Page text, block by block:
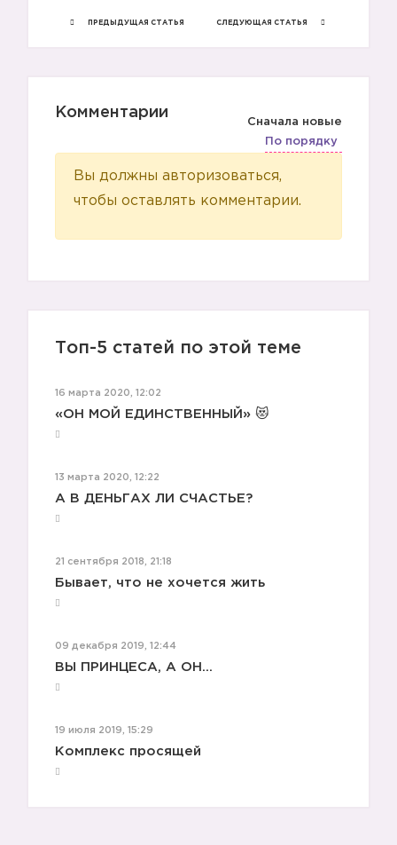
ПРЕДЫДУЩАЯ СТАТЬЯ СЛЕДУЮЩАЯ СТАТЬЯ
Комментарии
Сначала новые
По порядку
Вы должны авторизоваться,
чтобы оставлять комментарии.
Топ-5 статей по этой теме
16 марта 2020, 12:02
«ОН МОЙ ЕДИНСТВЕННЫЙ» 😻 ⠀
13 марта 2020, 12:22
А В ДЕНЬГАХ ЛИ СЧАСТЬЕ?
21 сентября 2018, 21:18
Бывает, что не хочется жить
09 декабря 2019, 12:44
ВЫ ПРИНЦЕСА, А ОН...
19 июля 2019, 15:29
Комплекс просящей